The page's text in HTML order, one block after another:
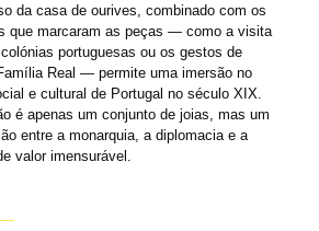
da casa de ourives, combinado com os
que marcaram as peças — como a visita
portuguesas ou os gestos de
Real — permite uma imersão no
e cultural de Portugal no século XIX.
é apenas um conjunto de joias, mas um
entre a monarquia, a diplomacia e a
valor imensurável.